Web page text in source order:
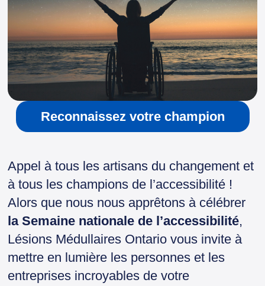
Appel à tous les artisans du changement et
à tous les champions de l’accessibilité !
Alors que nous nous apprêtons à célébrer
la Semaine nationale de l’accessibilité,
Lésions Médullaires Ontario vous invite à
mettre en lumière les personnes et les
entreprises incroyables de votre
Reconnaissez votre champion